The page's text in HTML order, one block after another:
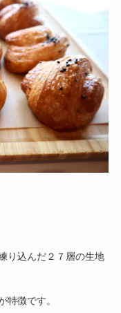
り込んだ２７層の生地
特徴です。